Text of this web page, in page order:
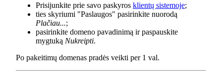
Prisijunkite prie savo paskyros klientų sistemoje;
ties skyriumi "Paslaugos" pasirinkite nuorodą
Plačiau...;
pasirinkite domeno pavadinimą ir paspauskite
mygtuką Nukreipti.
Po pakeitimų domenas pradės veikti per 1 val.